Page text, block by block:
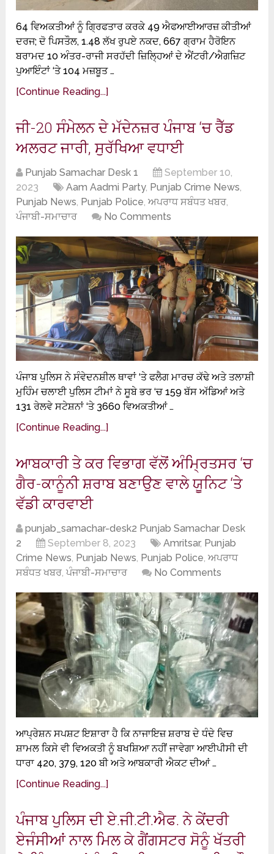
64 ਵਿਅਕਤੀਆਂ ਨੂੰ ਗ੍ਰਿਫਤਾਰ ਕਰਕੇ 49 ਐਫਆਈਆਰਜ਼ ਕੀਤੀਆਂ
ਦਰਜ; ਦੋ ਪਿਸਤੌਲ, 1.48 ਲੱਖ ਰੁਪਏ ਨਕਦ, 667 ਗ੍ਰਾਮ ਹੈਰੋਇਨ
ਬਰਾਮਦ 10 ਅੰਤਰ-ਰਾਜੀ ਸਰਹੱਦੀ ਜ਼ਿਲ੍ਹਿਆਂ ਦੇ ਐਂਟਰੀ/ਐਗਜ਼ਿਟ
ਪੁਆਇੰਟਾਂ ‘ਤੇ 104 ਮਜ਼ਬੂਤ …
[Continue Reading...]
ਜੀ-20 ਸੰਮੇਲਨ ਦੇ ਮੱਦੇਨਜ਼ਰ ਪੰਜਾਬ ‘ਚ ਰੈੱਡ
ਅਲਰਟ ਜਾਰੀ, ਸੁਰੱਖਿਆ ਵਧਾਈ
Punjab Samachar Desk 1
September 10,
2023
Aam Aadmi Party, Punjab Crime News,
Punjab News, Punjab Police,ਅਪਰਾਧ ਸਬੰਧਤ ਖਬਰ,
ਪੰਜਾਬੀ-ਸਮਾਚਾਰ
No Comments
ਪੰਜਾਬ ਪੁਲਿਸ ਨੇ ਸੰਵੇਦਨਸ਼ੀਲ ਥਾਵਾਂ ‘ਤੇ ਫਲੈਗ ਮਾਰਚ ਕੱਢੇ ਅਤੇ ਤਲਾਸ਼ੀ
ਮੁਹਿੰਮ ਚਲਾਈ ਪੁਲਿਸ ਟੀਮਾਂ ਨੇ ਸੂਬੇ ਭਰ ‘ਚ 159 ਬੱਸ ਅੱਡਿਆਂ ਅਤੇ
131 ਰੇਲਵੇ ਸਟੇਸ਼ਨਾਂ ‘ਤੇ 3660 ਵਿਅਕਤੀਆਂ …
[Continue Reading...]
ਆਬਕਾਰੀ ਤੇ ਕਰ ਵਿਭਾਗ ਵੱਲੋਂ ਅੰਮ੍ਰਿਤਸਰ ‘ਚ
ਗੈਰ-ਕਾਨੂੰਨੀ ਸ਼ਰਾਬ ਬਣਾਉਣ ਵਾਲੇ ਯੂਨਿਟ ‘ਤੇ
ਵੱਡੀ ਕਾਰਵਾਈ
punjab_samachar-desk2 Punjab Samachar Desk
2
September 8, 2023 Amritsar, Punjab
Crime News, Punjab News, Punjab Police,ਅਪਰਾਧ
ਸਬੰਧਤ ਖਬਰ,ਪੰਜਾਬੀ-ਸਮਾਚਾਰ No Comments
ਆਪ੍ਰੇਸ਼ਨ ਸਪਸ਼ਟ ਇਸ਼ਾਰਾ ਹੈ ਕਿ ਨਾਜਾਇਜ਼ ਸ਼ਰਾਬ ਦੇ ਧੰਦੇ ਵਿਚ
ਸ਼ਾਮਲ ਕਿਸੇ ਵੀ ਵਿਅਕਤੀ ਨੂੰ ਬਖਸ਼ਿਆ ਨਹੀਂ ਜਾਵੇਗਾ ਆਈਪੀਸੀ ਦੀ
ਧਾਰਾ 420, 379, 120 ਬੀ ਅਤੇ ਆਬਕਾਰੀ ਐਕਟ ਦੀਆਂ …
[Continue Reading...]
ਪੰਜਾਬ ਪੁਲਿਸ ਦੀ ਏ.ਜੀ.ਟੀ.ਐਫ. ਨੇ ਕੇਂਦਰੀ
ਏਜੰਸੀਆਂ ਨਾਲ ਮਿਲ ਕੇ ਗੈਂਗਸਟਰ ਸੋਨੂੰ ਖੱਤਰੀ